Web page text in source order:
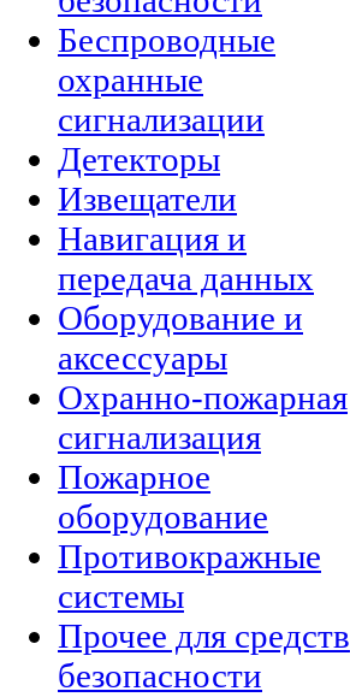
Беспроводные
охранные
сигнализации
Детекторы
Извещатели
Навигация и
передача данных
Оборудование и
аксессуары
Охранно-пожарная
сигнализация
Пожарное
оборудование
Противокражные
системы
Прочее для средств
безопасности